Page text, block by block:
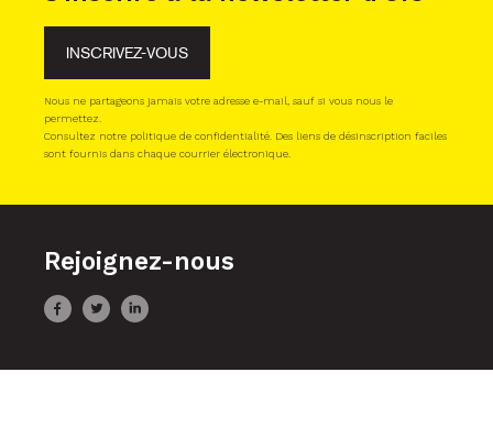
INSCRIVEZ-VOUS
Nous ne partageons jamais votre adresse e-mail, sauf si vous nous le
permettez.
Consultez notre politique de confidentialité. Des liens de désinscription faciles
sont fournis dans chaque courrier électronique.
Rejoignez-nous